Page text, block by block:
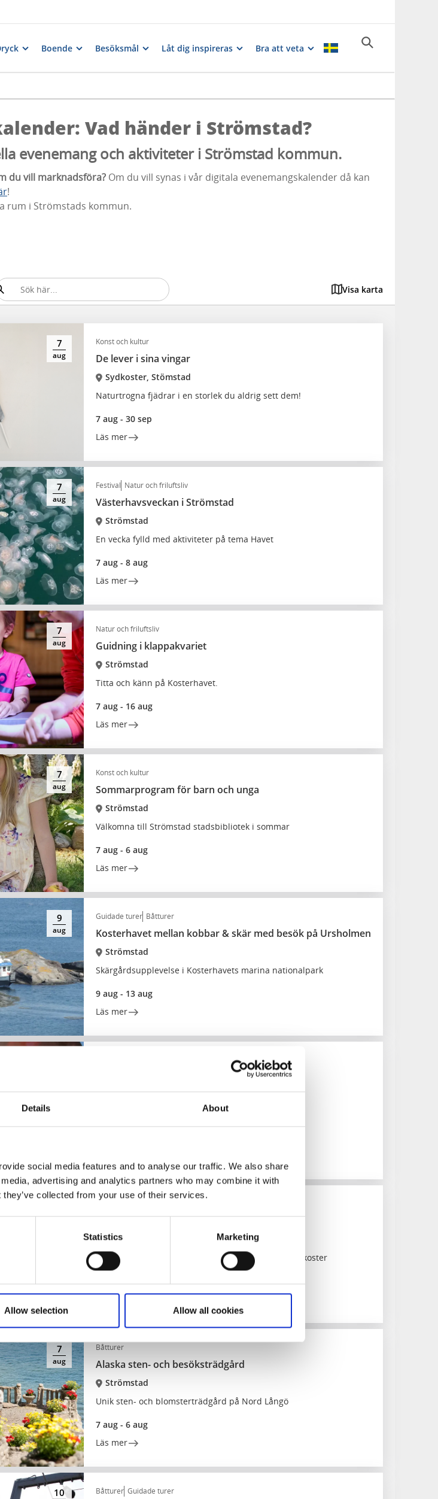
Details About
social media features and to analyse our traffic. We also share
advertising and analytics partners who may combine it with
collected from your use of their services.
Statistics Marketing
Allow selection Allow all cookies
Boende Besöksmål Låt dig inspireras Bra att veta
Vad händer i Strömstad?
evenemang och aktiviteter i Strömstad kommun.
du vill marknadsföra? Om du vill synas i vår digitala evenemangskalender då kan
!
rum i Strömstads kommun.
Visa karta
7
aug
Konst och kultur
De lever i sina vingar
Sydkoster, Stömstad
Naturtrogna fjädrar i en storlek du aldrig sett dem!
7 aug - 30 sep
Läs mer
7
aug
Festival Natur och friluftsliv
Västerhavsveckan i Strömstad
Strömstad
En vecka fylld med aktiviteter på tema Havet
7 aug - 8 aug
Läs mer
7
aug
Natur och friluftsliv
Guidning i klappakvariet
Strömstad
Titta och känn på Kosterhavet.
7 aug - 16 aug
Läs mer
7
aug
Konst och kultur
Sommarprogram för barn och unga
Strömstad
Välkomna till Strömstad stadsbibliotek i sommar
7 aug - 6 aug
Läs mer
9
aug
Guidade turer Båtturer
Kosterhavet mellan kobbar & skär med besök på Ursholmen
Strömstad
Skärgårdsupplevelse i Kosterhavets marina nationalpark
9 aug - 13 aug
Läs mer
7 aug
aug
Guidade turer
Trädgårdsguidning på Kosters Trädgårdar
Strömstad
Öppen trädgård, trädgårdsguidning och fika på Sydkoster
7 aug
Läs mer
7
aug
Båtturer
Alaska sten- och besöksträdgård
Strömstad
Unik sten- och blomsterträdgård på Nord Långö
7 aug - 6 aug
Läs mer
10 Båtturer Guidade turer